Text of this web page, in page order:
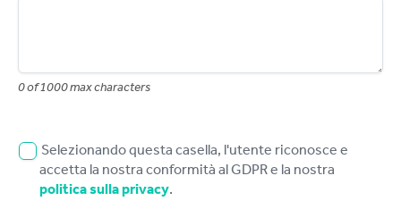
0 of 1000 max characters
Selezionando questa casella, l'utente riconosce e
accetta la nostra conformità al GDPR e la nostra
politica sulla privacy.